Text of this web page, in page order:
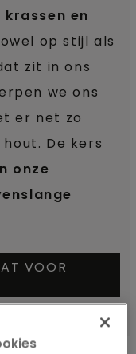
en
op stijl als
zit in ons
we ons
er net zo
De kers
onze
VOOR